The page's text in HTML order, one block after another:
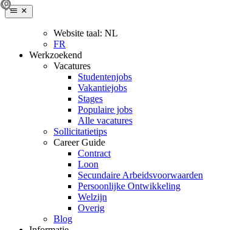
Website taal: NL
FR
Werkzoekend
Vacatures
Studentenjobs
Vakantiejobs
Stages
Populaire jobs
Alle vacatures
Sollicitatietips
Career Guide
Contract
Loon
Secundaire Arbeidsvoorwaarden
Persoonlijke Ontwikkeling
Welzijn
Overig
Blog